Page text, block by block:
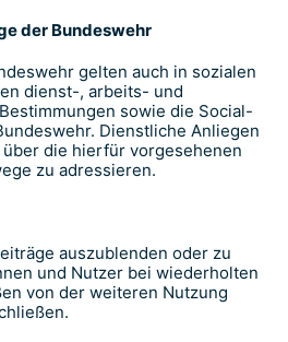
der Bundeswehr
gelten auch in sozialen
dienst-, arbeits- und
sowie die Social-
Dienstliche Anliegen
die hierfür vorgesehenen
zu adressieren.
auszublenden oder zu
und Nutzer bei wiederholten
von der weiteren Nutzung